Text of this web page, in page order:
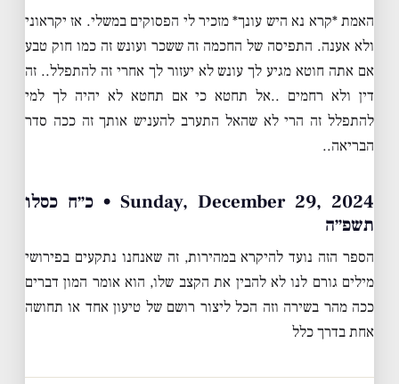
האמת *קרא נא היש עונך* מזכיר לי הפסוקים במשלי. אז יקראוני
ולא אענה. התפיסה של החכמה זה ששכר ועונש זה כמו חוק טבע
אם אתה חוטא מגיע לך עונש לא יעזור לך אחרי זה להתפלל.. זה
דין ולא רחמים ..אל תחטא כי אם תחטא לא יהיה לך למי
להתפלל זה הרי לא שהאל התערב להעניש אותך זה ככה סדר
הבריאה..
Sunday, December 29, 2024 • כ״ח כסלו
תשפ״ה
הספר הזה נועד להיקרא במהירות, זה שאנחנו נתקעים בפירושי
מילים גורם לנו לא להבין את הקצב שלו, הוא אומר המון דברים
ככה מהר בשירה וזה הכל ליצור רושם של טיעון אחד או תחושה
אחת בדרך כלל